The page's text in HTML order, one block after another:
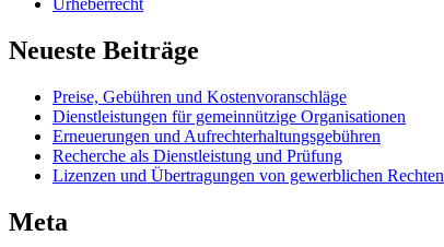
Urheberrecht
Neueste Beiträge
Preise, Gebühren und Kostenvoranschläge
Dienstleistungen für gemeinnützige Organisationen
Erneuerungen und Aufrechterhaltungsgebühren
Recherche als Dienstleistung und Prüfung
Lizenzen und Übertragungen von gewerblichen Rechten
Meta